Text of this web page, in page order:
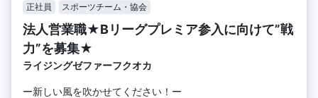
正社員 スポーツチーム・協会
法人営業職★Bリーグプレミア参入に向けて”戦
力”を募集★
ライジングゼファーフクオカ
ー新しい風を吹かせてください！ー